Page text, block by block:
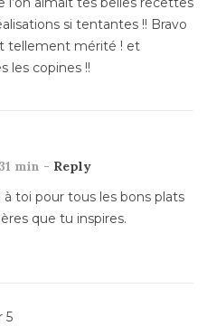
si tentantes !! Bravo
tellement mérité ! et
les copines !!
min - Reply
à toi pour tous les bons plats
que tu inspires.
5